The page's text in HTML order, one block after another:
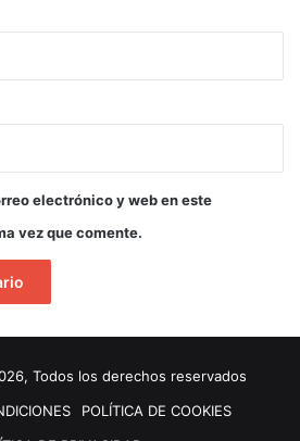
electrónico y web en este
vez que comente.
Todos los derechos reservados
POLÍTICA DE COOKIES